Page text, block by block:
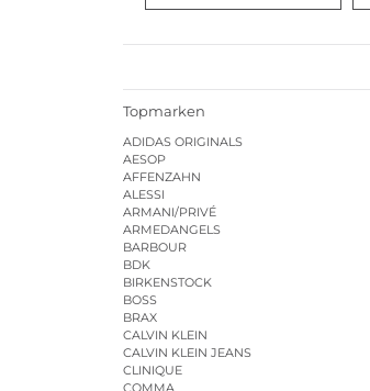
Topmarken
ADIDAS ORIGINALS
AESOP
AFFENZAHN
ALESSI
ARMANI/PRIVÉ
ARMEDANGELS
BARBOUR
BDK
BIRKENSTOCK
BOSS
BRAX
CALVIN KLEIN
CALVIN KLEIN JEANS
CLINIQUE
COMMA